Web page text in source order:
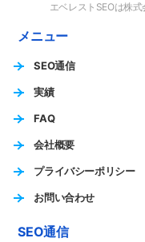
エベレストSEOは株
メニュー
SEO通信
実績
FAQ
会社概要
プライバシーポリシー
お問い合わせ
SEO通信